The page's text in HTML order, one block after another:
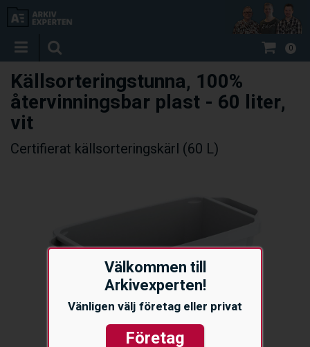
Välkommen till
Arkivexperten!
Vänligen välj företag eller privat
Företag
0
Källsorteringstunna, 100%
återvinningsbar plast - 60 liter,
vit
Certifierat källsorteringskärl (60 L)